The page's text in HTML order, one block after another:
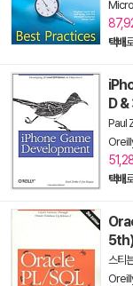
택배
D
Paul
택배
스티